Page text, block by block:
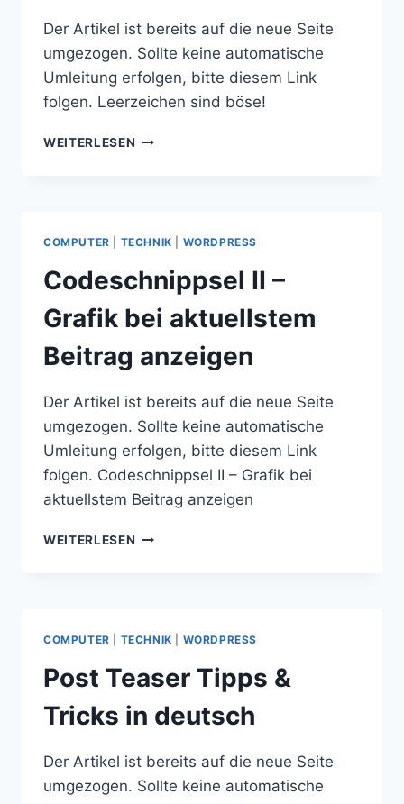
Der Artikel ist bereits auf die neue Seite
umgezogen. Sollte keine automatische
Umleitung erfolgen, bitte diesem Link
folgen. Leerzeichen sind böse!
WEITERLESEN LEERZEICHEN
COMPUTER TECHNIK WORDPRESS
Codeschnippsel II –
Grafik bei aktuellstem
Beitrag anzeigen
Der Artikel ist bereits auf die neue Seite
umgezogen. Sollte keine automatische
Umleitung erfolgen, bitte diesem Link
folgen. Codeschnippsel II – Grafik bei
aktuellstem Beitrag anzeigen
WEITERLESEN CODESCHNIPPSEL
AKTUELLSTEM
BEITRAG
ANZEIGEN
COMPUTER TECHNIK WORDPRESS
Post Teaser Tipps &
Tricks in deutsch
Der Artikel ist bereits auf die neue Seite
umgezogen. Sollte keine automatische